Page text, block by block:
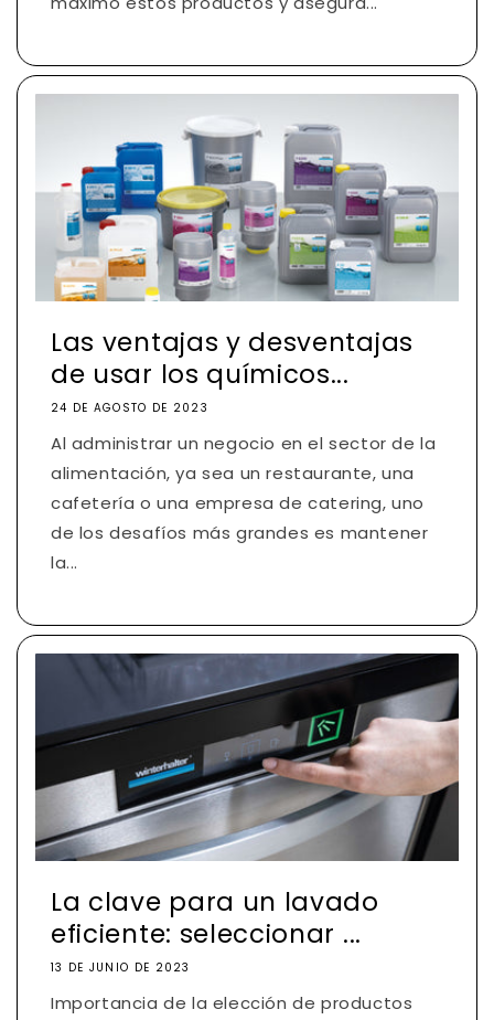
Las ventajas y desventajas
de usar los químicos...
24 DE AGOSTO DE 2023
Al administrar un negocio en el sector de la
alimentación, ya sea un restaurante, una
cafetería o una empresa de catering, uno
de los desafíos más grandes es mantener
la...
La clave para un lavado
eficiente: seleccionar ...
13 DE JUNIO DE 2023
Importancia de la elección de productos